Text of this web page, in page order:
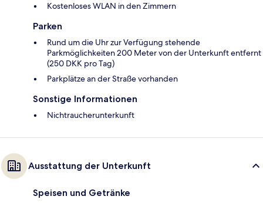
Kostenloses WLAN in den Zimmern
Parken
Rund um die Uhr zur Verfügung stehende
Parkmöglichkeiten 200 Meter von der Unterkunft entfernt
(250 DKK pro Tag)
Parkplätze an der Straße vorhanden
Sonstige Informationen
Nichtraucherunterkunft
Ausstattung der Unterkunft
Speisen und Getränke